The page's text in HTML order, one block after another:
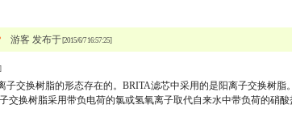
游客 发布于 [2015/6/7 16:57:25]
交换树脂的形态存在的。BRITA滤芯中采用的是阳离子交换树脂
交换树脂采用带负电荷的氯或氢氧离子取代自来水中带负荷的硝